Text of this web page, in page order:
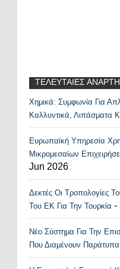
ΤΕΛΕΥΤΑΙΕΣ
Χημικά: Συμφωνία Για
Καλλυντικά, Λιπάσματα
Ευρωπαϊκή Υπηρεσία
Μικρομεσαίων
Jun 2026
Δεκτές Οι Τροπολογίες
Του ΕΚ Για Την Τουρκία -
Νέο Σύστημα Για Την
Που Διαμένουν